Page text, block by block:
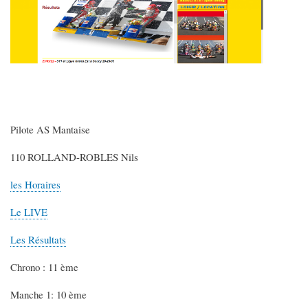
Pilote AS Mantaise
110 ROLLAND-ROBLES Nils
les Horaires
Le LIVE
Les Résultats
Chrono : 11 ème
Manche 1: 10 ème